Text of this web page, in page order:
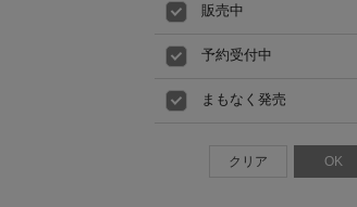
販売中
予約受付中
まもなく発売
クリア OK